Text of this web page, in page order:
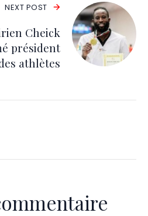
NEXT POST
Cheick
président
athlètes